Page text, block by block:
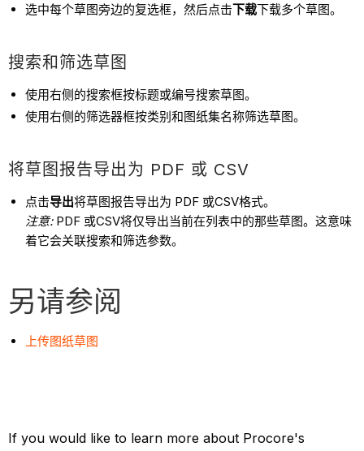
选中每个草图旁边的复选框，然后点击下载下载多个草图。
搜索和筛选草图
使用右侧的搜索框按标题或编号搜索草图。
使用右侧的筛选器框按类别和图纸集名称筛选草图。
将草图报告导出为 PDF 或 CSV
点击导出将草图报告导出为 PDF 或CSV格式。
注意:PDF 或CSV将仅导出当前在列表中的那些草图。这意味
着它会关联搜索和筛选参数。
另请参阅
上传图纸草图
If you would like to learn more about Procore's